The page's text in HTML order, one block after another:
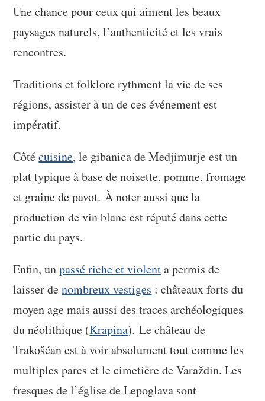
Une chance pour ceux qui aiment les beaux
paysages naturels, l’authenticité et les vrais
rencontres.
Traditions et folklore rythment la vie de ses
régions, assister à un de ces événement est
impératif.
Côtécuisine, le gibanica de Medjimurje est un
plat typique à base de noisette, pomme, fromage
et graine de pavot. À noter aussi que la
production de vin blanc est réputé dans cette
partie du pays.
Enfin, unpassé riche et violenta permis de
laisser denombreux vestiges : châteaux forts du
moyen age mais aussi des traces archéologiques
du néolithique (Krapina). Le château de
Trakošćan est à voir absolument tout comme les
multiples parcs et le cimetière de Varaždin. Les
fresques de l’église de Lepoglava sont